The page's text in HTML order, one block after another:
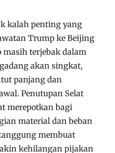
kalah penting yang
Trump ke Beijing
masih terjebak dalam
akan singkat,
panjang dan
Penutupan Selat
merepotkan bagi
material dan beban
membuat
kehilangan pijakan